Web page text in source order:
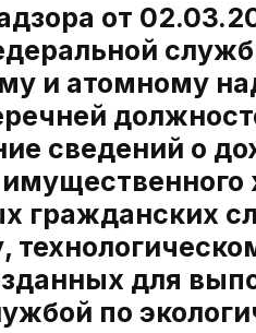
от
и атомному
сведений о
гражданских
для
по